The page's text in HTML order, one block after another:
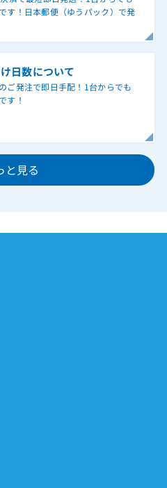
す！日本郵便（ゆうパック）で発
日数について
ご発注で即日手配！1台からでも
す！
と見る